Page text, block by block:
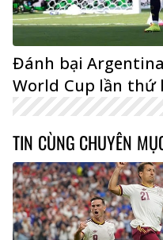
Đánh bại
World Cup lần thứ
TIN CÙNG CHUYÊN